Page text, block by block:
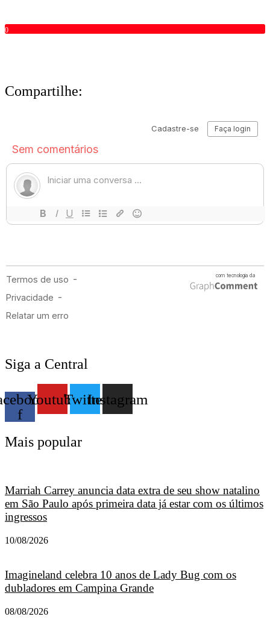
0
Compartilhe:
Siga a Central
f
YoutubeTwitterInstagram
Mais popular
Marriah Carrey anuncia data extra de seu show natalino
em São Paulo após primeira data já estar com os últimos
ingressos
10/08/2026
Imagineland celebra 10 anos de Lady Bug com os
dubladores em Campina Grande
08/08/2026